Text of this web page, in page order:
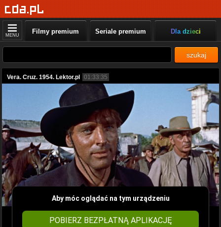
MENU Filmy premium Seriale premium Dla dzieci
szukaj
Vera. Cruz. 1954. Lektor.pl 01:33:35
Aby móc oglądać na tym urządzeniu
POBIERZ BEZPŁATNĄ APLIKACJĘ